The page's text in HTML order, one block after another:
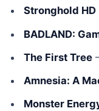
Stronghold HD
BADLAND:
The First Tree
Amnesia: A
Monster